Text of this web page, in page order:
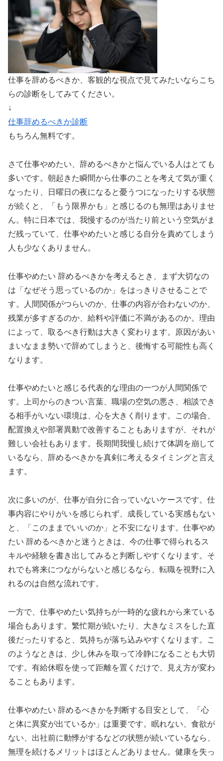
仕事を辞めるべきか、客観的な視点で見てみたいならこち
らの診断をしてみてください。
↓
仕事辞めるべきか診断
もちろん無料です。
さて仕事やめたい、辞めるべきかと悩んでいる人はとても
多いです。朝起きた瞬間から仕事のことを考えて気が重く
なったり、日曜日の夜になると憂うつになったりする状態
が続くと、「もう限界かも」と感じるのも無理はありませ
ん。特に日本では、我慢するのが当たり前という空気がま
だ残っていて、仕事やめたいと感じる自分を責めてしまう
人も少なくありません。
仕事やめたい 辞めるべきかを考えるとき、まず大切なの
は「なぜそう思っているのか」をはっきりさせることで
す。人間関係がつらいのか、仕事の内容が合わないのか、
残業が多すぎるのか、給料や評価に不満があるのか。理由
によって、取るべき行動は大きく変わります。原因があい
まいなまま勢いで辞めてしまうと、後悔する可能性も高く
なります。
仕事やめたいと感じる代表的な理由の一つが人間関係で
す。上司からのきつい言葉、職場の空気の悪さ、相談でき
る相手がいない環境は、心を大きく削ります。この場合、
配置換えや部署異動で改善することもありますが、それが
難しい会社もあります。長期間我慢し続けて体調を崩して
いるなら、辞めるべきかを真剣に考えるタイミングと言え
ます。
次に多いのが、仕事が自分に合っていないケースです。仕
事内容にやりがいを感じられず、成長している実感もない
と、「このままでいいのか」と不安になります。仕事やめ
たい 辞めるべきかと迷うときは、今の仕事で得られるス
キルや経験を書き出してみると判断しやすくなります。そ
れでも将来につながらないと感じるなら、転職を視野に入
れるのは自然な流れです。
一方で、仕事やめたい気持ちが一時的な疲れから来ている
場合もあります。繁忙期が続いたり、大きなミスをした直
後だったりすると、気持ちが落ち込みやすくなります。こ
のようなときは、少し休みを取って冷静になることも大切
です。有給休暇を使って距離を置くだけで、見え方が変わ
ることもあります。
仕事やめたい 辞めるべきかを判断する目安として、「心
と体に異変が出ているか」は重要です。眠れない、食欲が
ない、出社前に動悸がするなどの状態が続いているなら、
無理を続けるメリットはほとんどありません。健康を失っ